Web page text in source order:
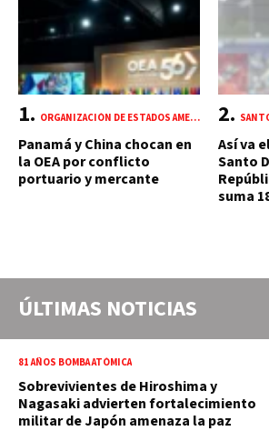
ORGANIZACIÓN DE ESTADOS AMERICANOS (OEA)
Panamá y China chocan en
la OEA por conflicto
portuario y mercante
Así va
Santo
suma
ÚLTIMAS NOTICIAS
81 AÑOS BOMBA ATÓMICA
Sobrevivientes de Hiroshima y
Nagasaki advierten fortalecimiento
militar de Japón amenaza la paz